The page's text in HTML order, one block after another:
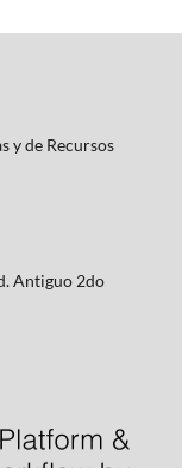
y de Recursos
Antiguo 2do